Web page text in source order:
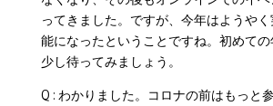
ってきました。ですが、今年はようや
能になったということですね。初めての
少し待ってみましょう。
Q : わかりました。コロナの前はもっと